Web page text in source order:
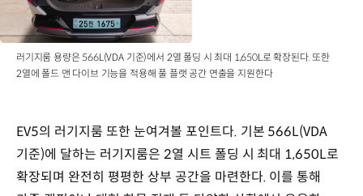
러기지룸 용량은 566L(VDA 기준)에서 2열 폴딩 시 최대 1,650L로 확장된다. 또한
2열에 폴드 앤 다이브 기능을 적용해 풀 플랫 공간 연출을 지원한다
EV5의 러기지룸 또한 눈여겨볼 포인트다. 기본 566L(VDA
기준)에 달하는 러기지룸은 2열 시트 폴딩 시 최대 1,650L로
확장되며 완전히 평평한 상부 공간을 마련한다. 이를 통해